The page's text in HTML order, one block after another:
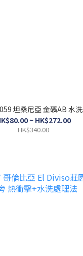
坦桑尼亞 金礦AB 水洗
~ HK$272.00
HK$340.00